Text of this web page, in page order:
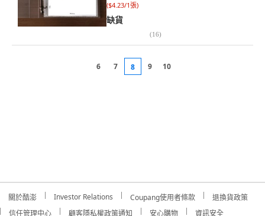
($4.23/1張)
缺貨
(16)
6 7 8 9 10
關於酷澎 Investor Relations Coupang使用者條款
退換貨政策
信任管理中心
顧客隱私權政策通知 安心購物 資訊安全